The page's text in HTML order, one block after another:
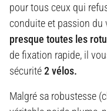
pour tous ceux qui
conduite et passion du
presque toutes les
de fixation rapide, il
sécurité2 vélos.
Malgré sa robustesse